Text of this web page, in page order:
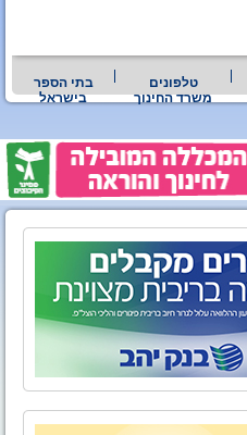
טלפונים
משרד החינוך
בתי הספר
בישראל